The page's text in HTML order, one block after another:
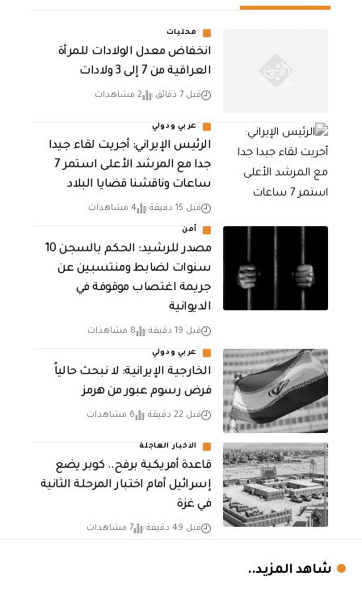
محليات
انخفاض معدل الولادات للمرأة
العراقية من 7 إلى 3 ولادات
قبل 7 دقائق 2 مشاهدات
عربي ودولي
الرئيس الإيراني: أجريت لقاء جيدا
جدا مع المرشد الأعلى استمر 7
ساعات وناقشنا قضايا البلاد
قبل 15 دقيقة 4 مشاهدات
أمن
مصدر للرشيد: الحكم بالسجن 10
سنوات لضابط ومنتسبين عن
جريمة اغتصاب موقوفة في
الديوانية
قبل 19 دقيقة 8 مشاهدات
عربي ودولي
الخارجية الإيرانية: لا نبحث حالياً
فرض رسوم عبور من هرمز
قبل 22 دقيقة 6 مشاهدات
الاخبار العاجلة
قاعدة أمريكية برفح.. كوبر يضع
إسرائيل أمام اختبار المرحلة الثانية
في غزة
قبل 49 دقيقة 7 مشاهدات
شاهد المزيد..